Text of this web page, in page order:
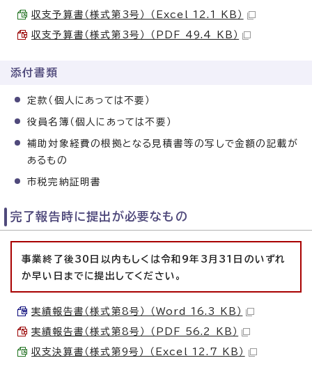
収支予算書（様式第3号） （Excel 12.1 KB）
収支予算書（様式第3号） （PDF 49.4 KB）
添付書類
定款（個人にあっては不要）
役員名簿（個人にあっては不要）
補助対象経費の根拠となる見積書等の写しで金額の記載が
あるもの
市税完納証明書
完了報告時に提出が必要なもの
事業終了後30日以内もしくは令和9年3月31日のいずれ
か早い日までに提出してください。
実績報告書（様式第8号） （Word 16.3 KB）
実績報告書（様式第8号） （PDF 56.2 KB）
収支決算書（様式第9号） （Excel 12.7 KB）